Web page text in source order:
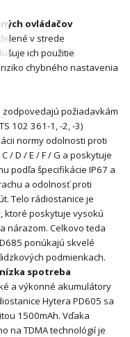
ovládačov
v strede
ich použitie
chybného nastavenia
zodpovedajú požiadavkám
102 361-1, -2, -3)
normy odolnosti proti
/ D / E / F / G a poskytuje
podľa špecifikácie IP67 a
a odolnosť proti
Telo rádiostanice je
ktoré poskytuje vysokú
nárazom. Celkovo teda
ponúkajú skvelé
podmienkach.
spotreba
a výkonné akumulátory
Hytera PD605 sa
1500mAh. Vďaka
na TDMA technológií je